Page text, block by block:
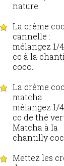
nature.
La crème
cannelle :
mélangez 1/
cc à la
coco.
La crème
matcha :
mélangez 1/
cc de thé
Matcha à la
chantilly
Mettez les